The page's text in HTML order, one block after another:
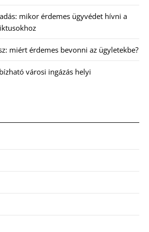
mikor érdemes ügyvédet hívni a
miért érdemes bevonni az ügyletekbe?
városi ingázás helyi